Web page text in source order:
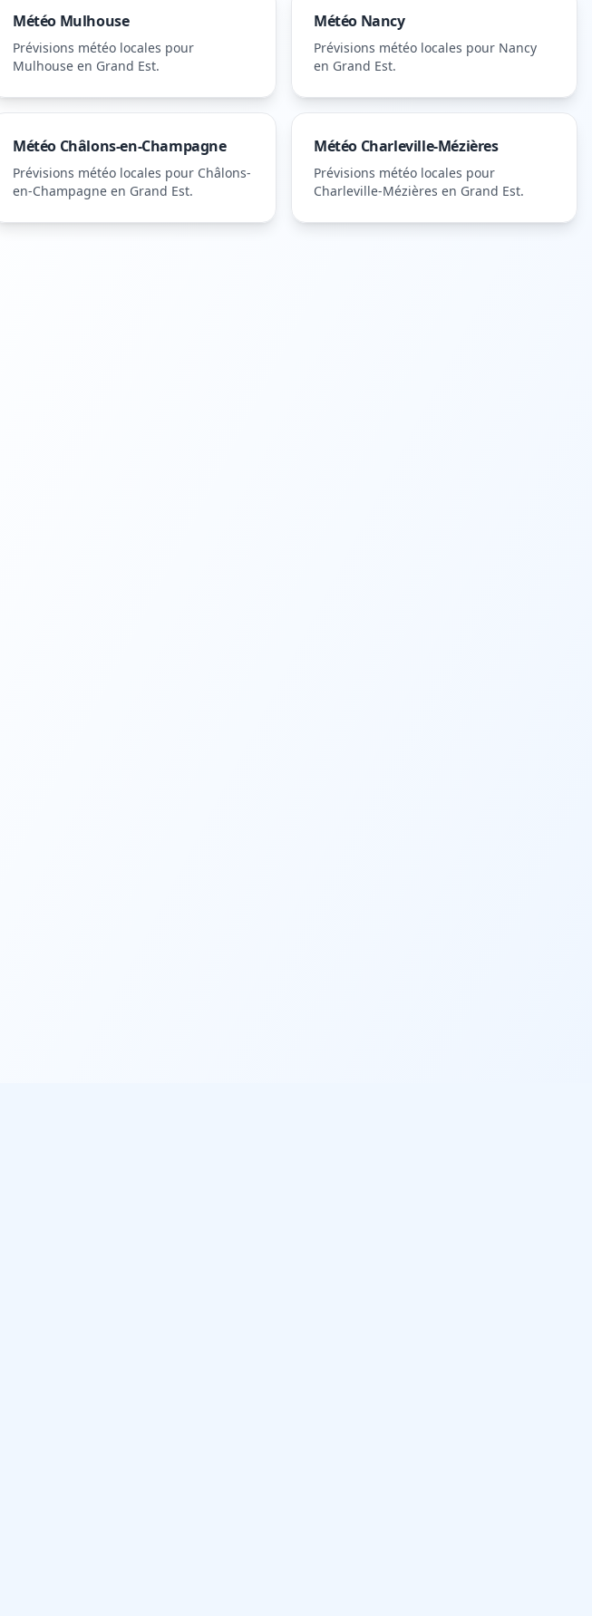
Météo Mulhouse
Prévisions météo locales pour
Mulhouse en Grand Est.
Météo Nancy
Prévisions météo locales pour Nancy
en Grand Est.
Météo Châlons-en-Champagne
Prévisions météo locales pour Châlons-
en-Champagne en Grand Est.
Météo Charleville-Mézières
Prévisions météo locales pour
Charleville-Mézières en Grand Est.